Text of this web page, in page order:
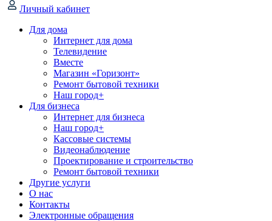
Личный кабинет
Для дома
Интернет для дома
Телевидение
Вместе
Магазин «Горизонт»
Ремонт бытовой техники
Наш город+
Для бизнеса
Интернет для бизнеса
Наш город+
Кассовые системы
Видеонаблюдение
Проектирование и строительство
Ремонт бытовой техники
Другие услуги
О нас
Контакты
Электронные обращения